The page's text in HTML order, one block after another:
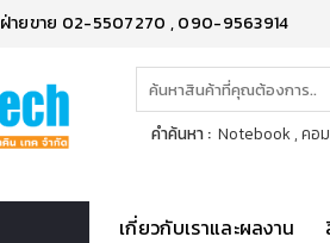
ฝ่ายขาย 02-5507270 , 090-9563914
คำค้นหา : Notebook , คอม
เกี่ยวกับเราและผลงาน